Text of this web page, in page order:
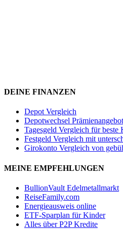
DEINE FINANZEN
Depot Vergleich
Depotwechsel
Tagesgeld Vergleich für beste
Festgeld Vergleich mit
Girokonto Vergleich von
MEINE EMPFEHLUNGEN
BullionVault Edelmetallmarkt
ReiseFamily.com
Energieausweis online
ETF-Sparplan für Kinder
Alles über P2P Kredite